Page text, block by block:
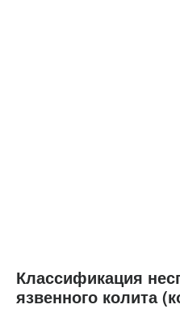
Классификация
язвенного колита